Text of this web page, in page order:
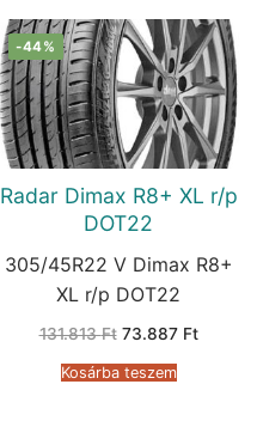
-44%
Radar Dimax R8+ XL r/p
DOT22
305/45R22 V Dimax R8+
XL r/p DOT22
131.813Ft Original
was:
131.813 Ft.
73.887 FtCurrent
Kosárba teszem